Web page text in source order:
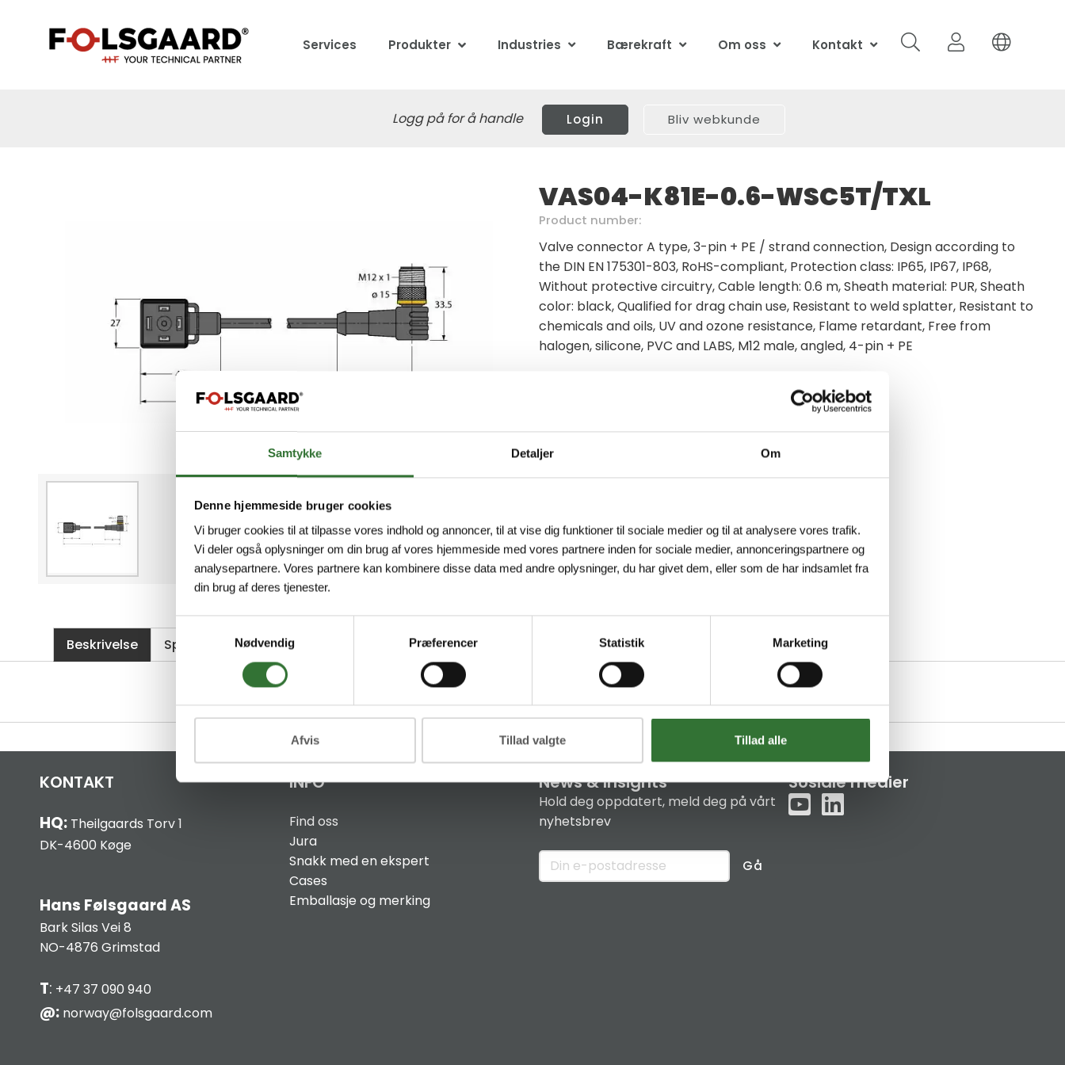
Samtykke Detaljer Om
Denne hjemmeside bruger cookies
Vi bruger cookies til at tilpasse vores indhold og annoncer, til at vise dig funktioner til sociale medier og til at analysere vores trafik.
Vi deler også oplysninger om din brug af vores hjemmeside med vores partnere inden for sociale medier, annonceringspartnere og
analysepartnere. Vores partnere kan kombinere disse data med andre oplysninger, du har givet dem, eller som de har indsamlet fra
din brug af deres tjenester.
Nødvendig
Præferencer Statistik Marketing
Afvis Tillad valgte Tillad alle
Services Produkter Industries Bærekraft Om oss Kontakt
Logg på for å handle Login Bliv webkunde
VAS04-K81E-0.6-WSC5T/TXL
Product number:
Valve connector A type, 3-pin + PE / strand connection, Design according to
the DIN EN 175301-803, RoHS-compliant, Protection class: IP65, IP67, IP68,
Without protective circuitry, Cable length: 0.6 m, Sheath material: PUR, Sheath
color: black, Qualified for drag chain use, Resistant to weld splatter, Resistant to
chemicals and oils, UV and ozone resistance, Flame retardant, Free from
halogen, silicone, PVC and LABS, M12 male, angled, 4-pin + PE
Beskrivelse Spesifikasjoner Filer
KONTAKT
HQ:Theilgaards Torv 1
DK-4600 Køge
Hans Følsgaard AS
Bark Silas Vei 8
NO-4876 Grimstad
T: +47 37 090 940
@:norway@folsgaard.com
INFO
Find oss
Jura
Snakk med en ekspert
Cases
Emballasje og merking
News & Insights
Hold deg oppdatert, meld deg på vårt
nyhetsbrev
Gå
Sosiale medier